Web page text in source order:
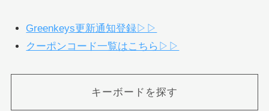
Greenkeys更新通知登録▷▷
クーポンコード一覧はこちら▷▷
キーボードを探す